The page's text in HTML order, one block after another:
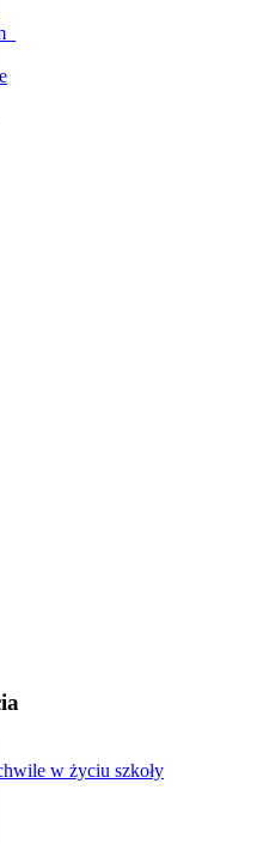
w życiu szkoły